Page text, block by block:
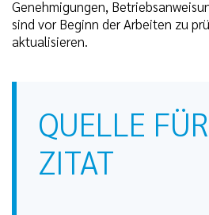
Genehmigungen,
sind vor Beginn der Arbeiten zu
aktualisieren.
QUELLE
ZITAT